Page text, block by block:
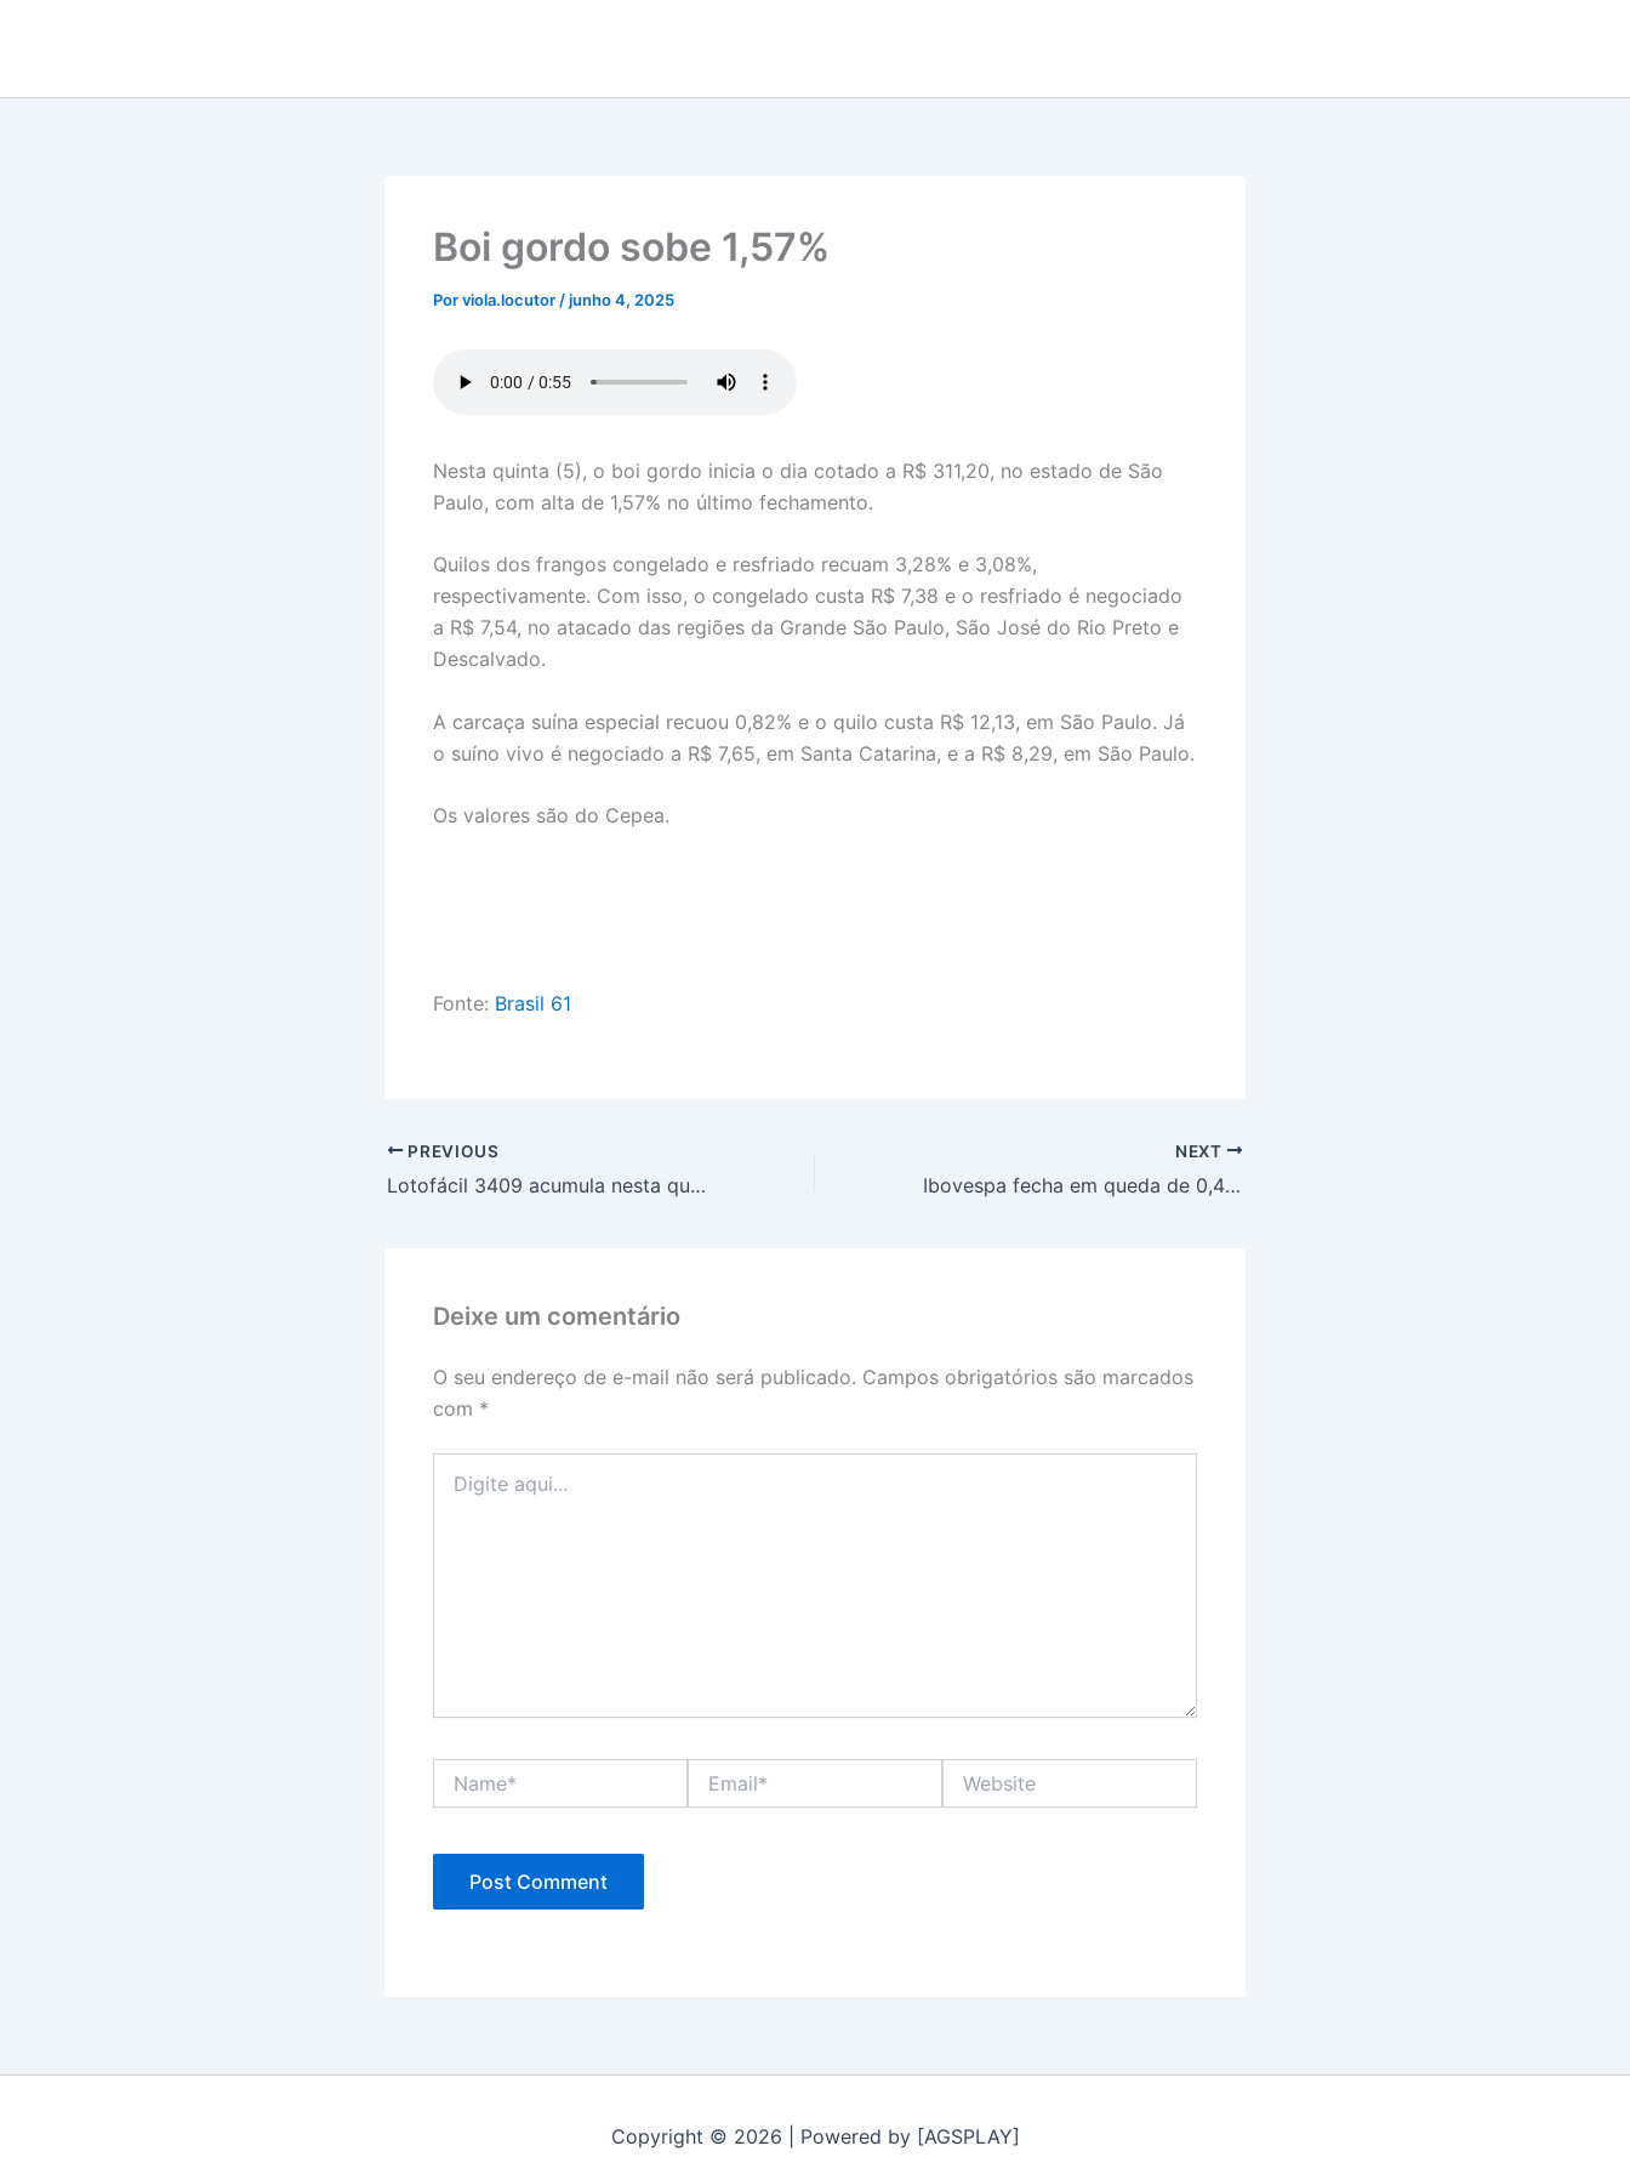
Boi gordo sobe 1,57%
Porviola.locutor /junho 4, 2025
Nesta quinta (5), o boi gordo inicia o dia cotado a R$ 311,20, no estado de São
Paulo, com alta de 1,57% no último fechamento.
Quilos dos frangos congelado e resfriado recuam 3,28% e 3,08%,
respectivamente. Com isso, o congelado custa R$ 7,38 e o resfriado é negociado
a R$ 7,54, no atacado das regiões da Grande São Paulo, São José do Rio Preto e
Descalvado.
A carcaça suína especial recuou 0,82% e o quilo custa R$ 12,13, em São Paulo. Já
o suíno vivo é negociado a R$ 7,65, em Santa Catarina, e a R$ 8,29, em São Paulo.
Os valores são do Cepea.
Fonte: Brasil 61
PREVIOUS
Lotofácil 3409 acumula nesta quarta-feira (04/06/2025)
NEXT
Ibovespa fecha em queda de 0,40%
Deixe um comentário
O seu endereço de e-mail não será publicado. Campos obrigatórios são marcados
com *
aqui...
Copyright © 2026 | Powered by [AGSPLAY]